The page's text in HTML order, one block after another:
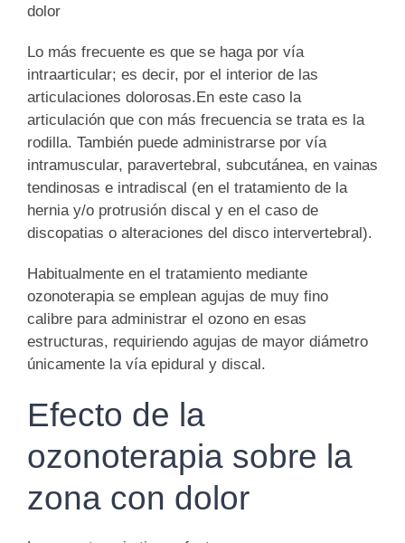
dolor
Lo más frecuente es que se haga por vía
intraarticular; es decir, por el interior de las
articulaciones dolorosas.En este caso la
articulación que con más frecuencia se trata es la
rodilla. También puede administrarse por vía
intramuscular, paravertebral, subcutánea, en vainas
tendinosas e intradiscal (en el tratamiento de la
hernia y/o protrusión discal y en el caso de
discopatias o alteraciones del disco intervertebral).
Habitualmente en el tratamiento mediante
ozonoterapia se emplean agujas de muy fino
calibre para administrar el ozono en esas
estructuras, requiriendo agujas de mayor diámetro
únicamente la vía epidural y discal.
Efecto de la
ozonoterapia sobre la
zona con dolor